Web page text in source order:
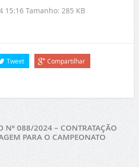
15:16 Tamanho: 285 KB
Tweet Compartilhar
Nº 088/2024 – CONTRATAÇÃO
PARA O CAMPEONATO